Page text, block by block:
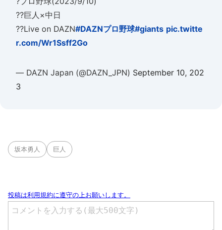
??巨人×中日
??Live on DAZN#DAZNプロ野球#giants pic.twitte
r.com/Wr1Ssff2Go
— DAZN Japan (@DAZN_JPN) September 10, 202
3
坂本勇人 巨人